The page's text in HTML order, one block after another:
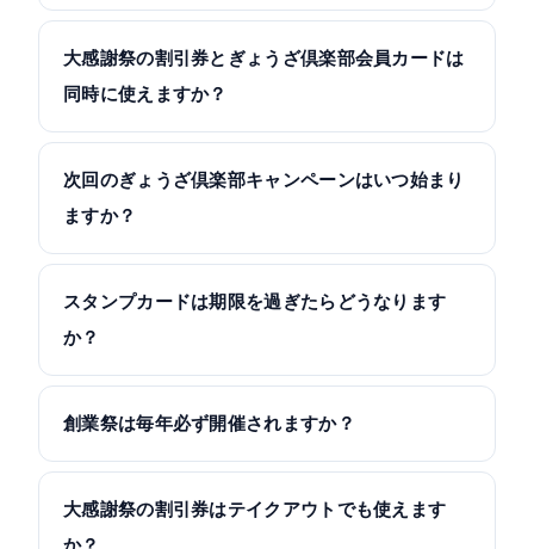
大感謝祭の割引券とぎょうざ倶楽部会員カードは
同時に使えますか？
次回のぎょうざ倶楽部キャンペーンはいつ始まり
ますか？
スタンプカードは期限を過ぎたらどうなります
か？
創業祭は毎年必ず開催されますか？
大感謝祭の割引券はテイクアウトでも使えます